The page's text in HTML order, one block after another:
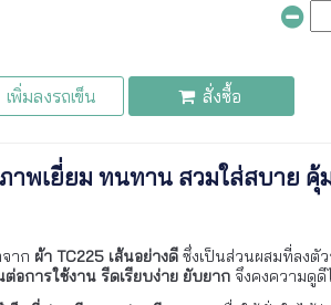
เพิ่มลงรถเข็น สั่งซื้อ
าพเยี่ยม ทนทาน สวมใส่สบาย คุ้
าก ผ้า TC225 เส้นอย่างดีซึ่งเป็นส่วนผสมที่ลงตั
อการใช้งาน รีดเรียบง่าย ยับยากจึงคงความดูดี